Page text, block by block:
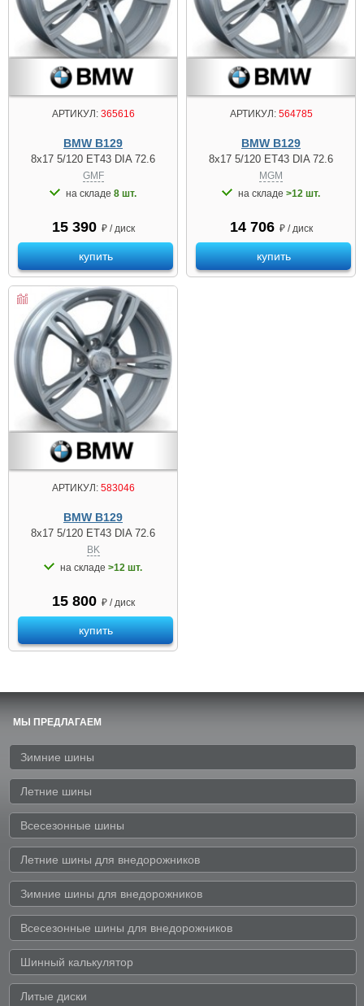
АРТИКУЛ:365616
BMW B129
8x17 5/120 ET43 DIA 72.6
GMF
на складе 8 шт.
15 390 ₽ / диск
купить
АРТИКУЛ:564785
BMW B129
8x17 5/120 ET43 DIA 72.6
MGM
на складе >12 шт.
14 706 ₽ / диск
купить
АРТИКУЛ:583046
BMW B129
8x17 5/120 ET43 DIA 72.6
BK
на складе >12 шт.
15 800 ₽ / диск
купить
МЫ ПРЕДЛАГАЕМ
Зимние шины
Летние шины
Всесезонные шины
Летние шины для внедорожников
Зимние шины для внедорожников
Всесезонные шины для внедорожников
Шинный калькулятор
Литые диски